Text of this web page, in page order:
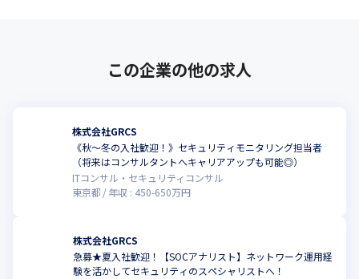
この企業の他の求人
株式会社GRCS
《秋～冬の入社歓迎！》セキュリティモニタリング担当者
（将来はコンサルタントへキャリアアップも可能◎）
ITコンサル・セキュリティコンサル
東京都
年収 : 450-650万円
株式会社GRCS
急募★夏入社歓迎！【SOCアナリスト】ネットワーク運用経
験を活かしてセキュリティのスペシャリストへ！